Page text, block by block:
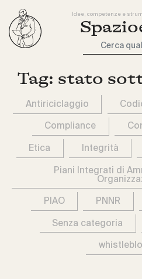
Idee, competenze e
Cerca qualcosa
Tag: stato
Antiriciclaggio
Compliance
Etica Integrità
Piani Integrati di
PIAO PNNR
Senza categoria